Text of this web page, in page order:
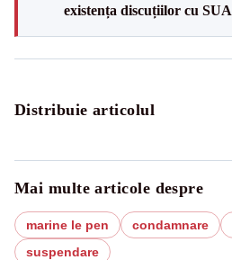
existența discuțiilor cu SUA
Distribuie articolul
Mai multe articole despre
marine le pen condamnare
suspendare